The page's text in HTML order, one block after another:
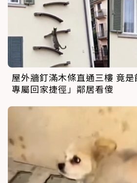
屋外牆釘滿木條直通三樓 竟
專屬回家捷徑」鄰居看傻